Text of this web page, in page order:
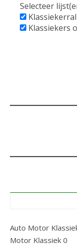
Selecteer
Klassiekers
Auto Motor
Motor Klassiek 0